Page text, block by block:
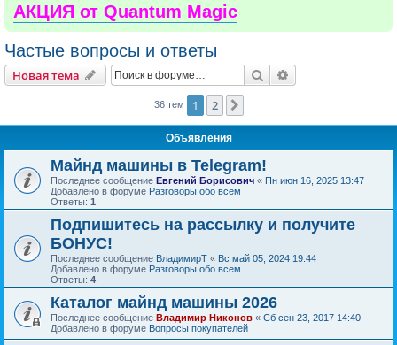
АКЦИЯ от Quantum Magic
Частые вопросы и ответы
Новая тема Поиск
36 тем 1 2
Объявления
Майнд машины в Telegram!
Последнее сообщение Евгений Борисович « Пн июн 16, 2025 13:47
Добавлено в форуме Разговоры обо всем
Ответы: 1
Подпишитесь на рассылку и получите
БОНУС!
Последнее сообщение ВладимирТ « Вс май 05, 2024 19:44
Добавлено в форуме Разговоры обо всем
Ответы: 4
Каталог майнд машины 2026
Последнее сообщение Владимир Никонов « Сб сен 23, 2017 14:40
Добавлено в форуме Вопросы покупателей